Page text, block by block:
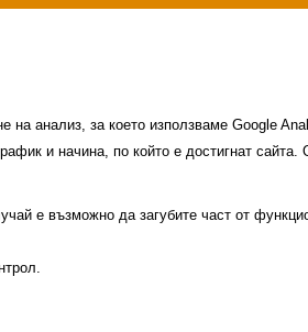
на анализ, за което използваме Google
и начина, по който е достигнат сайта.
е възможно да загубите част от